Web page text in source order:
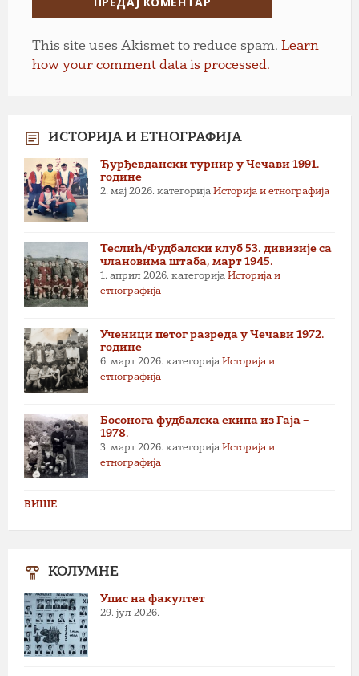
This site uses Akismet to reduce spam. Learn
how your comment data is processed.
ИСТОРИЈА И ЕТНОГРАФИЈА
Ђурђевдански турнир у Чечави 1991.
године
2. мај 2026. категорија Историја и етнографија
Теслић/Фудбалски клуб 53. дивизије са
члановима штаба, март 1945.
1. април 2026. категорија Историја и
етнографија
Ученици петог разреда у Чечави 1972.
године
6. март 2026. категорија Историја и
етнографија
Босонога фудбалска екипа из Гаја –
1978.
3. март 2026. категорија Историја и
етнографија
ВИШЕ
КОЛУМНЕ
Упис на факултет
29. јул 2026.